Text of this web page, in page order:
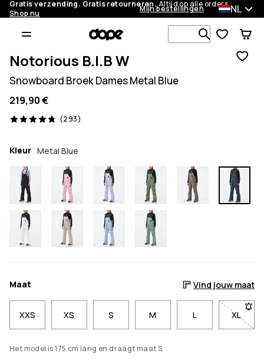
Gratis verzending. Gratis retourneren.Altijd op alle orders.
Shop nu
Mijn bestellingen NL
Zoek in 1
Notorious B.I.B W
Snowboard Broek Dames Metal Blue
219,90 €
(293)
293 beoordelingen, 4.8/5
Kleur Metal Blue
Maat Vind jouw maat
XXS XS S M L XL- Maat
Het model is 175 cm lang en draagt maat S.